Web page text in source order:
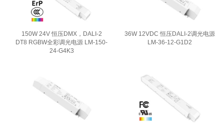
150W 24V 恒压DMX，DALI-2
DT8 RGBW全彩调光电源 LM-150-
24-G4K3
36W 12VDC 恒压DALI-2调光电源
LM-36-12-G1D2